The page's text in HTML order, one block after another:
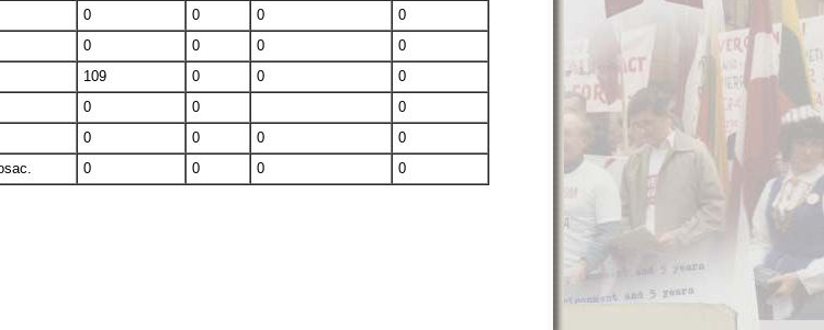
0 0 0
0
0 0 0
0
109 0 0
0
0 0
0
0 0 0
0
0 0 0 0